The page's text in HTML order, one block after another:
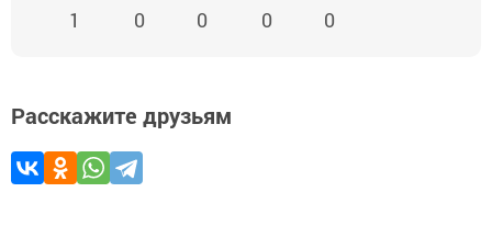
1 0 0 0 0
Расскажите друзьям